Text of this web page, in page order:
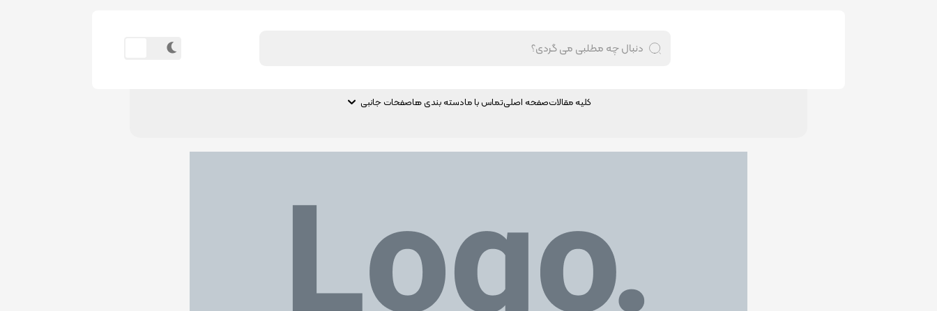
کلیه مقالاتصفحه اصلیتماس با مادسته بندی هاصفحات جانبی